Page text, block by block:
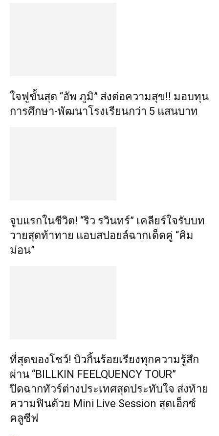
ใจฟูขั้นสุด “อัพ ภูมิ” ส่งต่อความสุข!! มอบทุน
การศึกษา-พัฒนาโรงเรียนกว่า 5 แสนบาท
จูบแรกในชีวิต! “ริว รวินทร์” เคลียร์ใจรับบท
วายสุดท้าทาย แอบสปอยล์ฉากเด็ดคู่ “คิม
ม่อน”
ที่สุดของโชว์! บิวกิ้นร้อยเรียงทุกความรู้สึก
ผ่าน “BILLKIN FEELQUENCY TOUR”
ปิดฉากทัวร์ต่างประเทศสุดประทับใจ ส่งท้าย
ความฟินด้วย Mini Live Session สุดเอ็กซ์
คลูซีฟ